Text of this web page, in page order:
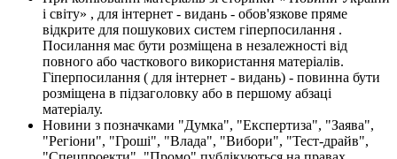
і світу» , для інтернет - видань - обов'язкове пряме
відкрите для пошукових систем гіперпосилання .
Посилання має бути розміщена в незалежності від
повного або часткового використання матеріалів.
Гіперпосилання ( для інтернет - видань) - повинна бути
розміщена в підзаголовку або в першому абзаці
матеріалу.
Новини з позначками "Думка", "Експертиза", "Заява",
"Регіони", "Гроші", "Влада", "Вибори", "Тест-драйв",